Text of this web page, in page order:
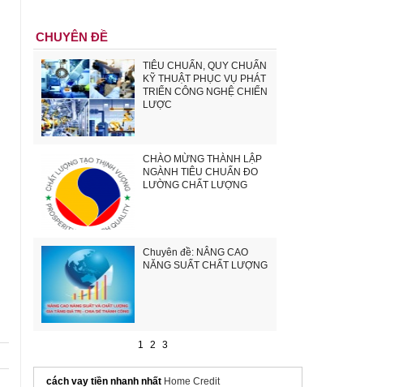
CHUYÊN ĐỀ
TIÊU CHUẨN, QUY CHUẨN
KỸ THUẬT PHỤC VỤ PHÁT
TRIỂN CÔNG NGHỆ CHIẾN
LƯỢC
CHÀO MỪNG THÀNH LẬP
NGÀNH TIÊU CHUẨN ĐO
LƯỜNG CHẤT LƯỢNG
Chuyên đề: NÂNG CAO
NĂNG SUẤT CHẤT LƯỢNG
1 2 3
cách vay tiền nhanh nhất Home Credit